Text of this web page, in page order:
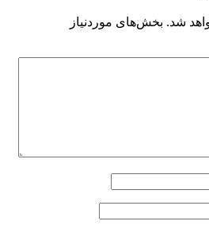
شد. بخش‌های موردنیاز